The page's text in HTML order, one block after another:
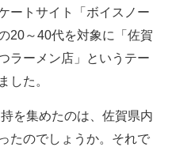
ートサイト「ボイスノー
20～40代を対象に「佐賀
ラーメン店」というテー
した。
を集めたのは、佐賀県内
たのでしょうか。それで